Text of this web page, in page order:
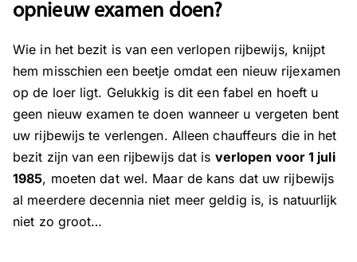
opnieuw examen doen?
Wie in het bezit is van een verlopen rijbewijs, knijpt
hem misschien een beetje omdat een nieuw rijexamen
op de loer ligt. Gelukkig is dit een fabel en hoeft u
geen nieuw examen te doen wanneer u vergeten bent
uw rijbewijs te verlengen. Alleen chauffeurs die in het
bezit zijn van een rijbewijs dat is verlopen voor 1 juli
1985, moeten dat wel. Maar de kans dat uw rijbewijs
al meerdere decennia niet meer geldig is, is natuurlijk
niet zo groot…